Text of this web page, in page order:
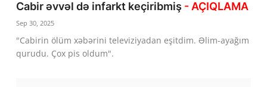
Cabir əvvəl də infarkt keçiribmiş - AÇIQLAMA
Sep 30, 2025
"Cabirin ölüm xəbərini televiziyadan eşitdim. Əlim-ayağım
qurudu. Çox pis oldum".